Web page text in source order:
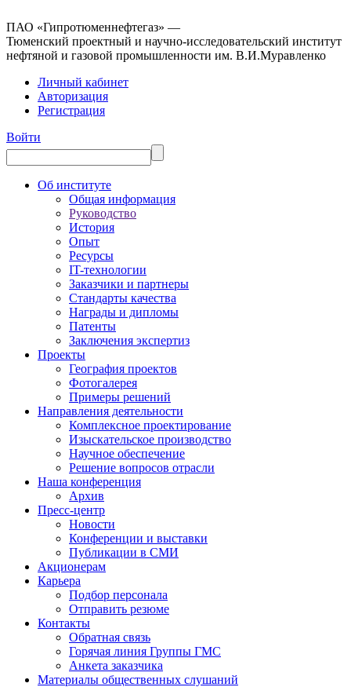
ПАО «Гипротюменнефтегаз» —
Тюменский проектный и научно-исследовательский институт
нефтяной и газовой промышленности им. В.И.Муравленко
Личный кабинет
Авторизация
Регистрация
Войти
Об институте
Общая информация
Руководство
История
Опыт
Ресурсы
IT-технологии
Заказчики и партнеры
Стандарты качества
Награды и дипломы
Патенты
Заключения экспертиз
Проекты
География проектов
Фотогалерея
Примеры решений
Направления деятельности
Комплексное проектирование
Изыскательское производство
Научное обеспечение
Решение вопросов отрасли
Наша конференция
Архив
Пресс-центр
Новости
Конференции и выставки
Публикации в СМИ
Акционерам
Карьера
Подбор персонала
Отправить резюме
Контакты
Обратная связь
Горячая линия Группы ГМС
Анкета заказчика
Материалы общественных слушаний